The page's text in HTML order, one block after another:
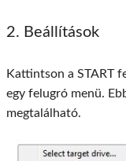
2. Beállítások
Kattintson a START
egy felugró menü.
megtalálható.